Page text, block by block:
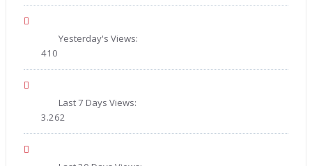
Yesterday's Views:
410
Last 7 Days Views:
3.262